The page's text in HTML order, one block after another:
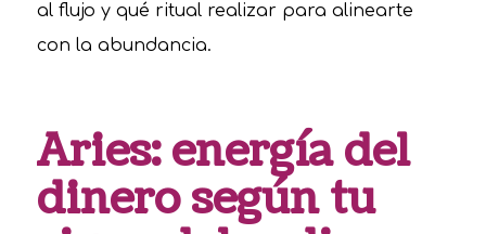
al flujo y qué ritual realizar para alinearte
con la abundancia.
Aries: energía del
dinero según tu